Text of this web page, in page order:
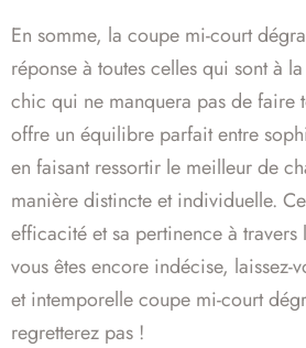
En somme, la coupe mi-court
réponse à toutes celles qui sont à
chic qui ne manquera pas de faire
offre un équilibre parfait entre
en faisant ressortir le meilleur de
manière distincte et individuelle.
efficacité et sa pertinence à travers
vous êtes encore indécise, laissez-
et intemporelle coupe mi-court
regretterez pas !